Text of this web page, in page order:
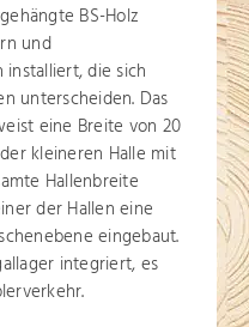
BS-Holz
und
installiert, die sich
unterscheiden. Das
eine Breite von 20
kleineren Halle mit
Hallenbreite
der Hallen eine
eingebaut.
integriert, es